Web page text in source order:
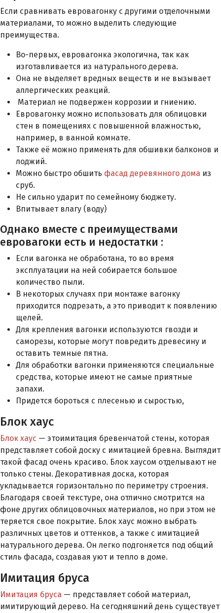
Если сравнивать евровагонку с другими отделочными
материалами, то можно выделить следующие
преимущества.
Во-первых, евровагонка экологична, так как
изготавливается из натурального дерева.
Она не выделяет вредных веществ и не вызывает
аллергических реакций.
Материал не подвержен коррозии и гниению.
Евровагонку можно использовать для облицовки
стен в помещениях с повышенной влажностью,
например, в ванной комнате.
Также её можно применять для обшивки балконов и
лоджий.
Можно быстро обшить фасад деревянного дома из
сруб.
Не сильно ударит по семейному бюджету.
Впитывает влагу (воду)
Однако вместе с преимуществами
евровагоки есть и недостатки :
Если вагонка не обработана, то во время
эксплуатации на ней собирается большое
количество пыли.
В некоторых случаях при монтаже вагонку
приходится подрезать, а это приводит к появлению
щелей.
Для крепления вагонки используются гвозди и
саморезы, которые могут повредить древесину и
оставить темные пятна.
Для обработки вагонки применяются специальные
средства, которые имеют не самые приятные
запахи.
Придется бороться с плесенью и сыростью,
Блок хаус
Блок хаус — этоимитация бревенчатой стены, которая
представляет собой доску с имитацией бревна. Выглядит
такой фасад очень красиво. Блок хаусом отделывают не
только стены. Декоративная доска, которая
укладывается горизонтально по периметру строения.
Благодаря своей текстуре, она отлично смотрится на
фоне других облицовочных материалов, но при этом не
теряется свое покрытие. Блок хаус можно выбрать
различных цветов и оттенков, а также с имитацией
натурального дерева. Он легко подгоняется под общий
стиль фасада, создавая уют и тепло в доме.
Имитация бруса
Имитация бруса — представляет собой материал,
имитирующий дерево. На сегодняшний день существует